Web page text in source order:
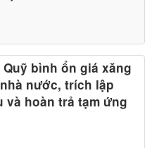
bình ổn giá xăng
nước, trích lập
và hoàn trả tạm ứng